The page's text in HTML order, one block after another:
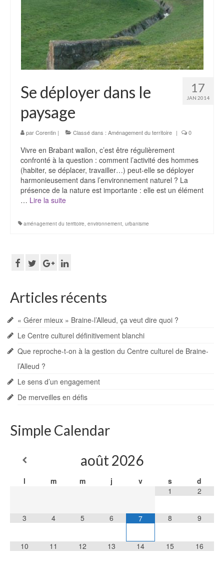
17
JAN 2014
Se déployer dans le
paysage
parCorentin | Classé dans : Aménagement du territoire | 0
Vivre en Brabant wallon, c’est être régulièrement
confronté à la question : comment l’activité des hommes
(habiter, se déplacer, travailler…) peut-elle se déployer
harmonieusement dans l’environnement naturel ? La
présence de la nature est importante : elle est un élément
… Lire la suite­­
aménagement du territoire, environnement, urbanisme
Articles récents
« Gérer mieux » Braine-l’Alleud, ça veut dire quoi ?
Le Centre culturel définitivement blanchi
Que reproche-t-on à la gestion du Centre culturel de Braine-
l’Alleud ?
Le sens d’un engagement
De merveilles en défis
Simple Calendar
août 2026
l m m j v s
d
1
2
3 4 5 6 7 8 9
10 11 12 13 14 15 16